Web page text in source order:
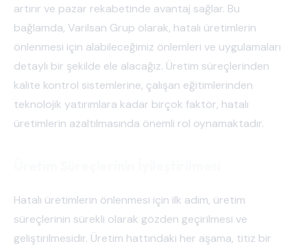
artırır ve pazar rekabetinde avantaj sağlar. Bu
bağlamda, Varilsan Grup olarak, hatalı üretimlerin
önlenmesi için alabileceğimiz önlemleri ve uygulamaları
detaylı bir şekilde ele alacağız. Üretim süreçlerinden
kalite kontrol sistemlerine, çalışan eğitimlerinden
teknolojik yatırımlara kadar birçok faktör, hatalı
üretimlerin azaltılmasında önemli rol oynamaktadır.
Hatalı üretimlerin önlenmesi için ilk adım, üretim
süreçlerinin sürekli olarak gözden geçirilmesi ve
geliştirilmesidir. Üretim hattındaki her aşama, titiz bir